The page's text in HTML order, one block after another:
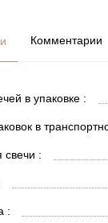
в упаковке :
в
свечи :
:
Комментарии